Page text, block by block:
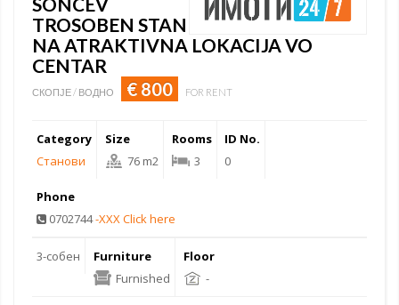
TROSOBEN STAN
NA ATRAKTIVNA LOKACIJA VO
CENTAR
СКОПЈЕ / ВОДНО € 800 FOR RENT
Category
Станови
Size
76 m2
Rooms
3
ID No.
0
Phone
0702744-XXX Click here
3-собен
Furniture
Furnished
Floor
-